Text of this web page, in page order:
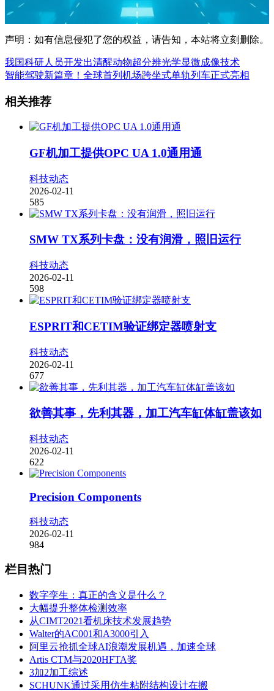
声明：如有信息侵犯了您的权益，请告知，本站将立刻删除。
我国科研人员开发出清醒动物超分辨光学显微成像技术
智能驾驶新篇章！全球首列机场跨坐式单轨列车正式亮相
相关推荐
GF机加工提供OPC UA 1.0通用通
科技动态
2026-02-11
585
SMW TX系列卡盘：没有润滑，照旧运行
科技动态
2026-02-11
598
ESPRIT和CETIM验证绑定器喷射支
科技动态
2026-02-11
677
欲善其事，先利其器，加工汽车缸体缸盖该如
科技动态
2026-02-11
622
Precision Components
科技动态
2026-02-11
984
栏目热门
数字孪生：真正的含义是什么？
大幅提升整体检测效率
从CIMT2021看机床技术发展趋势
Walter的AC001和A3000引入
阿里云抢抓全球AI浪潮发展机遇，加速全球
Artis CTM与2020HFTA奖
3加2加工综述
SCHUNK通过采用仿生粘附结构设计在搬